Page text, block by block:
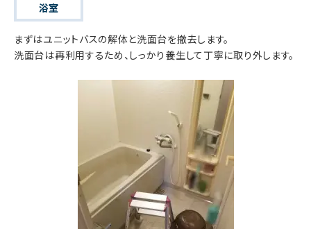
浴室
まずはユニットバスの解体と洗面台を撤去します。
洗面台は再利用するため、しっかり養生して丁寧に取り外します。